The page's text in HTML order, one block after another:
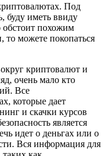
Под
буду иметь ввиду
обстоит похожим
то можете покопаться
криптовалют и
очень мало кто
Все
которые дает
и скачки курсов
является
идет о деньгах или о
Вся информация для